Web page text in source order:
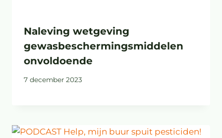
Naleving wetgeving
gewasbeschermingsmiddelen
onvoldoende
7 december 2023